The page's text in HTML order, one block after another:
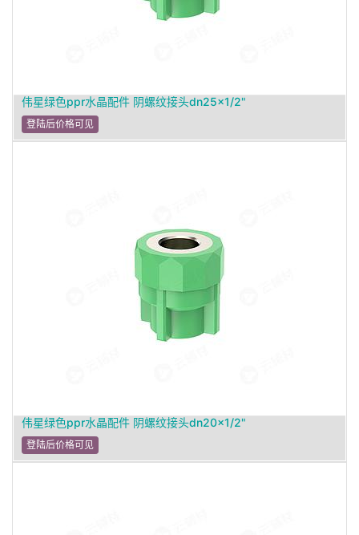
伟星绿色ppr水晶配件 阴螺纹接头dn25×1/2"
登陆后价格可见
伟星绿色ppr水晶配件 阴螺纹接头dn20×1/2"
登陆后价格可见